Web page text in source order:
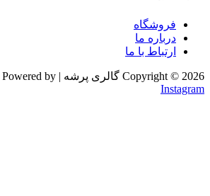
فروشگاه
درباره ما
ارتباط با ما
Copyright © 2026 گالری پرشه | Powered by گالری پرشه
Instagram